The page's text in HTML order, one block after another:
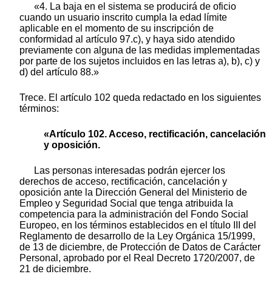
«4. La baja en el sistema se producirá de oficio
cuando un usuario inscrito cumpla la edad límite
aplicable en el momento de su inscripción de
conformidad al artículo 97.c), y haya sido atendido
previamente con alguna de las medidas implementadas
por parte de los sujetos incluidos en las letras a), b), c) y
d) del artículo 88.»
Trece. El artículo 102 queda redactado en los siguientes
términos:
«Artículo 102. Acceso, rectificación, cancelación
y oposición.
Las personas interesadas podrán ejercer los
derechos de acceso, rectificación, cancelación y
oposición ante la Dirección General del Ministerio de
Empleo y Seguridad Social que tenga atribuida la
competencia para la administración del Fondo Social
Europeo, en los términos establecidos en el título III del
Reglamento de desarrollo de la Ley Orgánica 15/1999,
de 13 de diciembre, de Protección de Datos de Carácter
Personal, aprobado por el Real Decreto 1720/2007, de
21 de diciembre.